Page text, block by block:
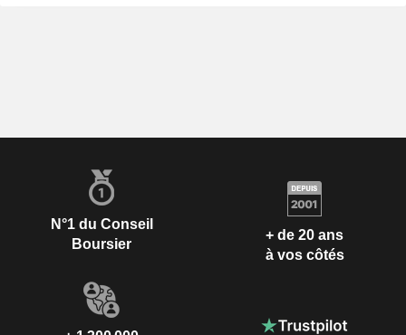
N°1 du Conseil
Boursier
+ de 20 ans
à vos côtés